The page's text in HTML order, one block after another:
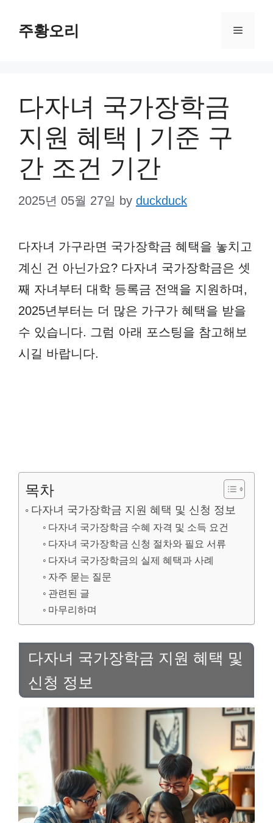
주황오리 Menu
다자녀 국가장학금
지원 혜택 | 기준 구
간 조건 기간
2025년 05월 27일 by duckduck
다자녀 가구라면 국가장학금 혜택을 놓치고
계신 건 아닌가요? 다자녀 국가장학금은 셋
째 자녀부터 대학 등록금 전액을 지원하며,
2025년부터는 더 많은 가구가 혜택을 받을
수 있습니다. 그럼 아래 포스팅을 참고해보
시길 바랍니다.
목차
다자녀 국가장학금 지원 혜택 및 신청 정보
다자녀 국가장학금 수혜 자격 및 소득 요건
다자녀 국가장학금 신청 절차와 필요 서류
다자녀 국가장학금의 실제 혜택과 사례
자주 묻는 질문
관련된 글
마무리하며
다자녀 국가장학금 지원 혜택 및
신청 정보